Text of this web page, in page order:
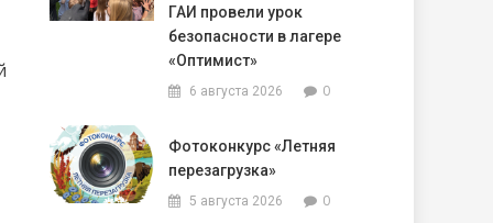
ГАИ провели урок
безопасности в лагере
«Оптимист»
6 августа 2026 0
Фотоконкурс «Летняя
перезагрузка»
5 августа 2026 0